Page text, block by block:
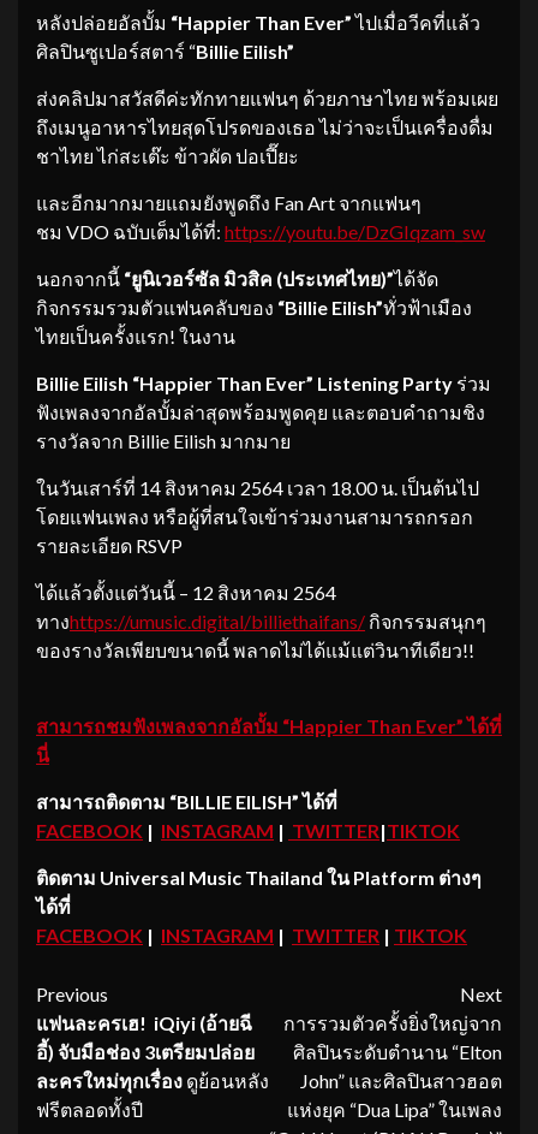
หลังปล่อยอัลบั้ม “Happier Than Ever”ไปเมื่อวีคที่แล้ว
ศิลปินซูเปอร์สตาร์ “Billie Eilish”
ส่งคลิปมาสวัสดีค่ะทักทายแฟนๆ ด้วยภาษาไทย พร้อมเผย
ถึงเมนูอาหารไทยสุดโปรดของเธอ ไม่ว่าจะเป็นเครื่องดื่ม
ชาไทย ไก่สะเต๊ะ ข้าวผัด ปอเปี๊ยะ
และอีกมากมายแถมยังพูดถึง Fan Art จากแฟนๆ
ชม VDO ฉบับเต็มได้ที่: https://youtu.be/DzGIqzam_sw
นอกจากนี้ “ยูนิเวอร์ซัล มิวสิค (ประเทศไทย)”ได้จัด
กิจกรรมรวมตัวแฟนคลับของ “Billie Eilish”ทั่วฟ้าเมือง
ไทยเป็นครั้งแรก! ในงาน
Billie Eilish “Happier Than Ever” Listening Party ร่วม
ฟังเพลงจากอัลบั้มล่าสุดพร้อมพูดคุย และตอบคำถามชิง
รางวัลจาก Billie Eilish มากมาย
ในวันเสาร์ที่ 14 สิงหาคม 2564 เวลา 18.00 น. เป็นต้นไป
โดยแฟนเพลง หรือผู้ที่สนใจเข้าร่วมงานสามารถกรอก
รายละเอียด RSVP
ได้แล้วตั้งแต่วันนี้ – 12 สิงหาคม 2564
ทางhttps://umusic.digital/billiethaifans/ กิจกรรมสนุกๆ
ของรางวัลเพียบขนาดนี้ พลาดไม่ได้แม้แต่วินาทีเดียว!!
สามารถชมฟังเพลงจากอัลบั้ม “Happier Than Ever” ได้ที่
นี่
สามารถติดตาม “BILLIE EILISH” ได้ที่
FACEBOOK | INSTAGRAM | TWITTER|TIKTOK
ติดตาม Universal Music Thailand ใน Platform ต่างๆ
ได้ที่
FACEBOOK | INSTAGRAM | TWITTER | TIKTOK
Continue
Reading
Previous
แฟนละครเฮ! iQiyi (อ้ายฉี
อี้) จับมือช่อง 3เตรียมปล่อย
ละครใหม่ทุกเรื่อง ดูย้อนหลัง
ฟรีตลอดทั้งปี
Next
การรวมตัวครั้งยิ่งใหญ่จาก
ศิลปินระดับตำนาน “Elton
John” และศิลปินสาวฮอต
แห่งยุค “Dua Lipa” ในเพลง